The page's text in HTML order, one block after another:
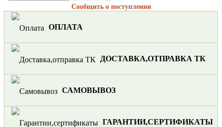
Сообщить о поступлении
ОПЛАТА
ДОСТАВКА,ОТПРАВКА ТК
САМОВЫВОЗ
ГАРАНТИИ,СЕРТИФИКАТЫ